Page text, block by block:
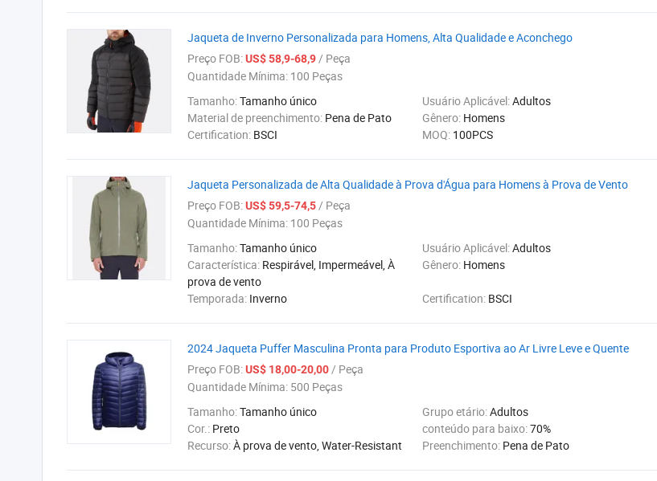
Jaqueta de Inverno Personalizada para Homens, Alta Qualidade e Aconchego
Preço FOB:US$ 58,9-68,9/ Peça
Quantidade Mínima: 100 Peças
Tamanho:Tamanho único Usuário Aplicável:Adultos
Material de preenchimento: Pena de Pato Gênero: Homens
Certification: BSCI MOQ: 100PCS
Jaqueta Personalizada de Alta Qualidade à Prova d'Água para Homens à Prova de Vento
Preço FOB:US$ 59,5-74,5/ Peça
Quantidade Mínima: 100 Peças
Tamanho:Tamanho único Usuário Aplicável:Adultos
Característica: Respirável, Impermeável, À
prova de vento
Gênero: Homens
Temporada: Inverno Certification: BSCI
2024 Jaqueta Puffer Masculina Pronta para Produto Esportiva ao Ar Livre Leve e Quente
Preço FOB:US$ 18,00-20,00/ Peça
Quantidade Mínima: 500 Peças
Tamanho:Tamanho único Grupo etário:Adultos
Cor.: Preto conteúdo para baixo:70%
Recurso:À prova de vento, Water-Resistant Preenchimento: Pena de Pato